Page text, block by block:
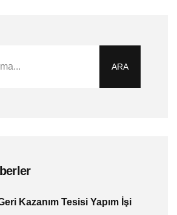
ARA
Kazanım Tesisi Yapım İşi